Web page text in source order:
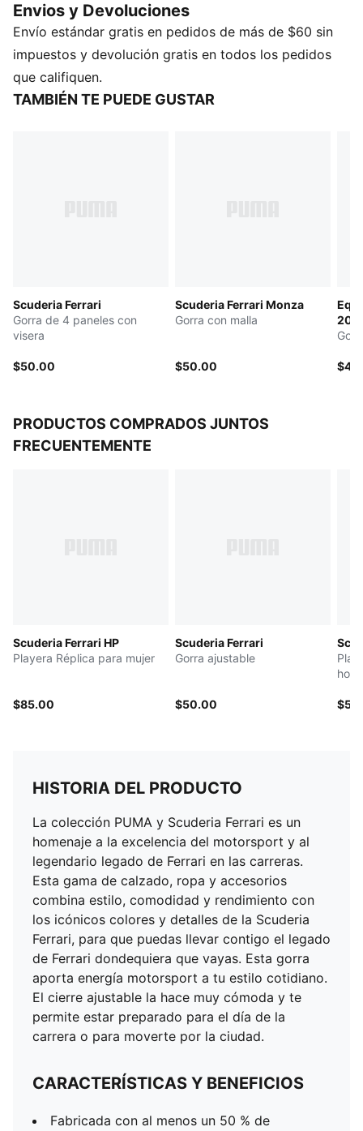
Ferrari, para que puedas llevar contigo el legado de
Ferrari dondequiera que vayas. Esta gorra aporta
energía motorsport a tu estilo cotidiano. El cierre
ajustable la hace muy cómoda y te permite estar
preparado para el día de la carrera o para moverte
Envios y Devoluciones
Envío estándar gratis en pedidos de más de $60 sin
impuestos y devolución gratis en todos los pedidos
que califiquen.
TAMBIÉN TE PUEDE GUSTAR
Scuderia Ferrari
Gorra de 4 paneles con
visera
$50.00
Scuderia Ferrari Monza
Gorra con malla
$50.00
PRODUCTOS COMPRADOS JUNTOS
FRECUENTEMENTE
Scuderia Ferrari HP
Playera Réplica para mujer
$85.00
Scuderia Ferrari
Gorra ajustable
$50.00
HISTORIA DEL PRODUCTO
La colección PUMA y Scuderia Ferrari es un
homenaje a la excelencia del motorsport y al
legendario legado de Ferrari en las carreras.
Esta gama de calzado, ropa y accesorios
combina estilo, comodidad y rendimiento con
los icónicos colores y detalles de la Scuderia
Ferrari, para que puedas llevar contigo el legado
de Ferrari dondequiera que vayas. Esta gorra
aporta energía motorsport a tu estilo cotidiano.
El cierre ajustable la hace muy cómoda y te
permite estar preparado para el día de la
carrera o para moverte por la ciudad.
CARACTERÍSTICAS Y BENEFICIOS
Fabricada con al menos un 50 % de